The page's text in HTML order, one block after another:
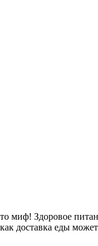
миф! Здоровое
доставка еды